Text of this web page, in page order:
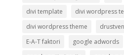
divi template
divi wordpress
divi wordpress theme
E-A-T faktori
google adwords